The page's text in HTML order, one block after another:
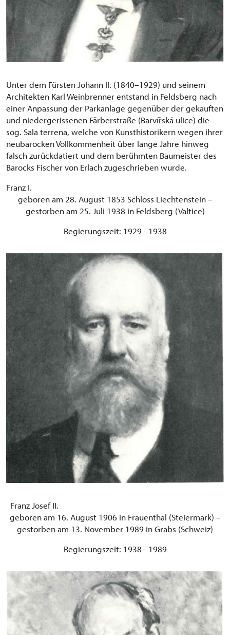
Unter dem Fürsten Johann II. (1840–1929) und seinem
Architekten Karl Weinbrenner entstand in Feldsberg nach
einer Anpassung der Parkanlage gegenüber der gekauften
und niedergerissenen Färberstraße (Barvířská ulice) die
sog. Sala terrena, welche von Kunsthistorikern wegen ihrer
neubarocken Vollkommenheit über lange Jahre hinweg
falsch zurückdatiert und dem berühmten Baumeister des
Barocks Fischer von Erlach zugeschrieben wurde.
Franz I.
geboren am 28. August 1853 Schloss Liechtenstein –
gestorben am 25. Juli 1938 in Feldsberg (Valtice)
Regierungszeit: 1929 - 1938
Franz Josef II.
geboren am 16. August 1906 in Frauenthal (Steiermark) –
gestorben am 13. November 1989 in Grabs (Schweiz)
Regierungszeit: 1938 - 1989